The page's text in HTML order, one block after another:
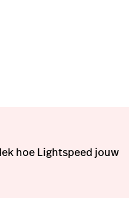
hoe Lightspeed jouw